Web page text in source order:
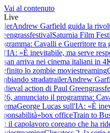
Vai al contenuto
Live
Andrew Garfield guida la
festivalSaturnia Film
Cavalli e Guerritore tra
«È inevitabile, ma serve
arriva nei cinema italiani in
lo zombie moviestreaming
stradatrailerAndrew
action di Paul Greengrass
annunciato il programma:
George Lucas sull'IA: «È
box officeTrain to
il capolavoro coreano che ha